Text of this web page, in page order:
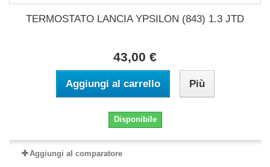
TERMOSTATO LANCIA YPSILON (843) 1.3 JTD
43,00 €
Aggiungi al carrello Più
Disponibile
Aggiungi al comparatore